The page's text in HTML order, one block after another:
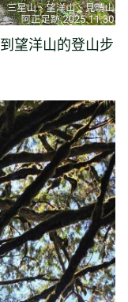
望洋山的登山步